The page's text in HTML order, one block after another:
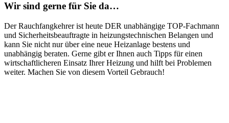
Wir sind gerne für Sie da…
Der Rauchfangkehrer ist heute DER unabhängige TOP-Fachmann
und Sicherheitsbeauftragte in heizungstechnischen Belangen und
kann Sie nicht nurüber eine neue Heizanlage bestens und
unabhängig beraten. Gerne gibt erIhnen auch Tipps für einen
wirtschaftlicheren Einsatz Ihrer Heizung und hilft bei Problemen
weiter. Machen Sie von diesem Vorteil Gebrauch!